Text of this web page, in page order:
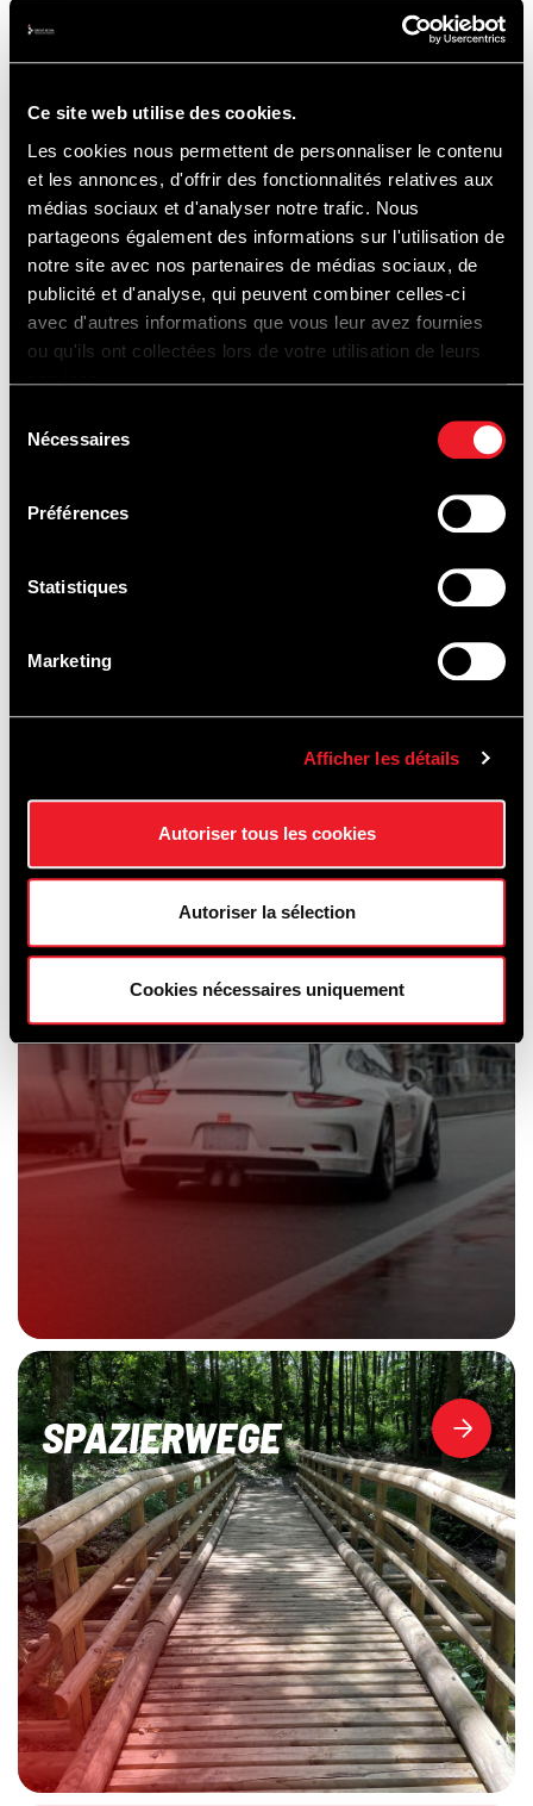
Ce site web utilise des cookies.
Les cookies nous permettent de personnaliser le contenu
et les annonces, d'offrir des fonctionnalités relatives aux
médias sociaux et d'analyser notre trafic. Nous
partageons également des informations sur l'utilisation de
notre site avec nos partenaires de médias sociaux, de
publicité et d'analyse, qui peuvent combiner celles-ci
avec d'autres informations que vous leur avez fournies
ou qu'ils ont collectées lors de votre utilisation de leurs
services.
Nécessaires
Préférences
Statistiques
Marketing
Afficher les détails
Autoriser tous les cookies
Autoriser la sélection
Cookies nécessaires uniquement
JUNGFERNFAHRTEN
AUF DER
RENNSTRECKE
FAHRTRAINING
AUTOVERMIETUNG
SPAZIERWEGE